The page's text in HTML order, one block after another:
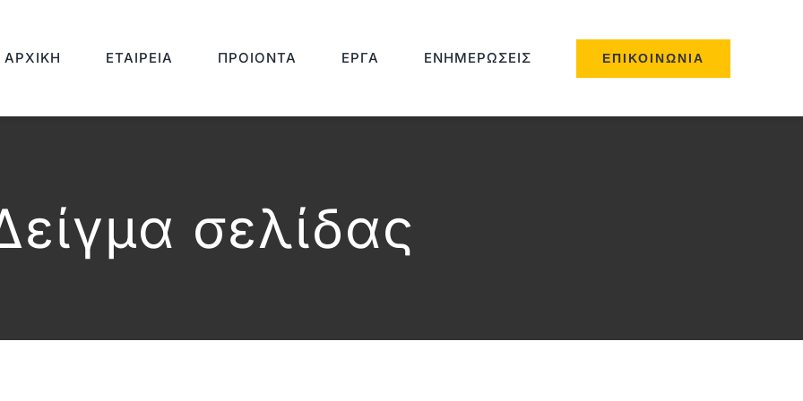
ΑΡΧΙΚΉ ΕΤΑΙΡΕΊΑ ΠΡΟΙΌΝΤΑ ΈΡΓΑ ΕΝΗΜΕΡΏΣΕΙΣ ΕΠΙΚΟΙΝΩΝΊΑ
σελίδας